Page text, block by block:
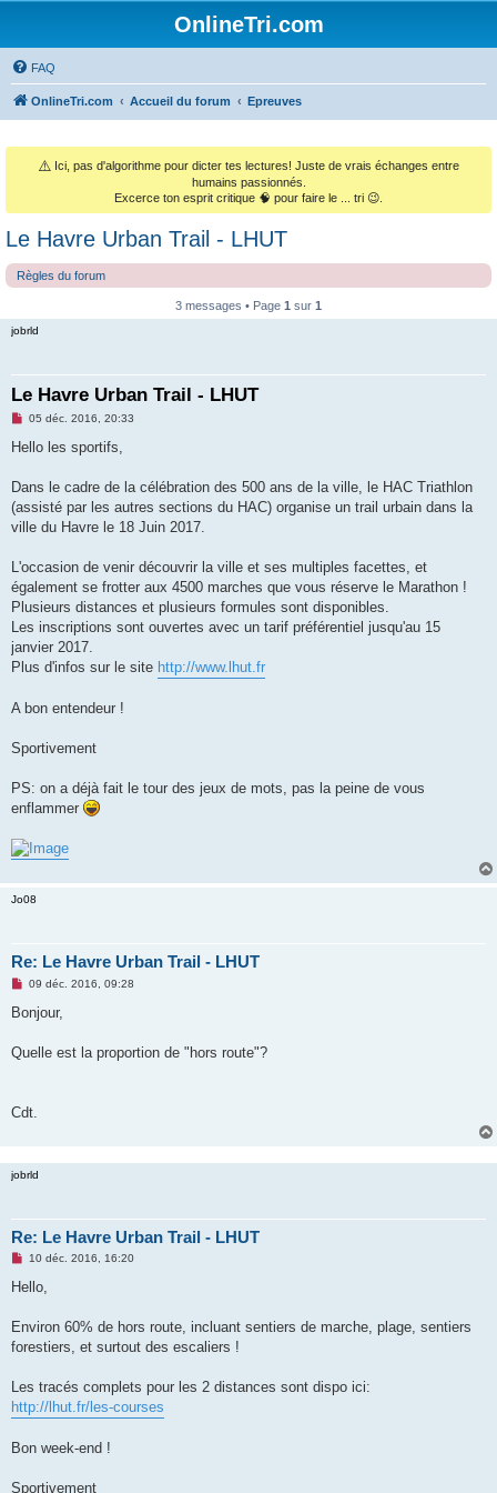
OnlineTri.com
FAQ
OnlineTri.com Accueil du forum Epreuves
⚠️ Ici, pas d'algorithme pour dicter tes lectures! Juste de vrais échanges entre
humains passionnés.
Excerce ton esprit critique 🧠 pour faire le ... tri 😉.
Le Havre Urban Trail - LHUT
Règles du forum
3 messages • Page 1 sur 1
jobrld
Le Havre Urban Trail - LHUT
M
s
g
n
o
u
05 déc. 2016, 20:33
Hello les sportifs,
Dans le cadre de la célébration des 500 ans de la ville, le HAC Triathlon
(assisté par les autres sections du HAC) organise un trail urbain dans la
ville du Havre le 18 Juin 2017.
L'occasion de venir découvrir la ville et ses multiples facettes, et
également se frotter aux 4500 marches que vous réserve le Marathon !
Plusieurs distances et plusieurs formules sont disponibles.
Les inscriptions sont ouvertes avec un tarif préférentiel jusqu'au 15
janvier 2017.
Plus d'infos sur le site http://www.lhut.fr
A bon entendeur !
Sportivement
PS: on a déjà fait le tour des jeux de mots, pas la peine de vous
enflammer
Jo08
Re: Le Havre Urban Trail - LHUT
M
s
g
l
09 déc. 2016, 09:28
Bonjour,
Quelle est la proportion de "hors route"?
Cdt.
jobrld
Re: Le Havre Urban Trail - LHUT
M
s
g
n
l
u
10 déc. 2016, 16:20
Hello,
Environ 60% de hors route, incluant sentiers de marche, plage, sentiers
forestiers, et surtout des escaliers !
Les tracés complets pour les 2 distances sont dispo ici:
http://lhut.fr/les-courses
Bon week-end !
Sportivement